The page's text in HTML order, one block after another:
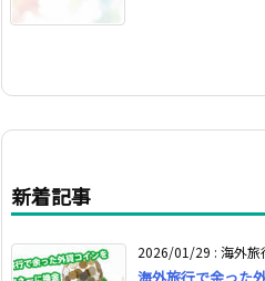
新着記事
2026/01/29 : 海外旅